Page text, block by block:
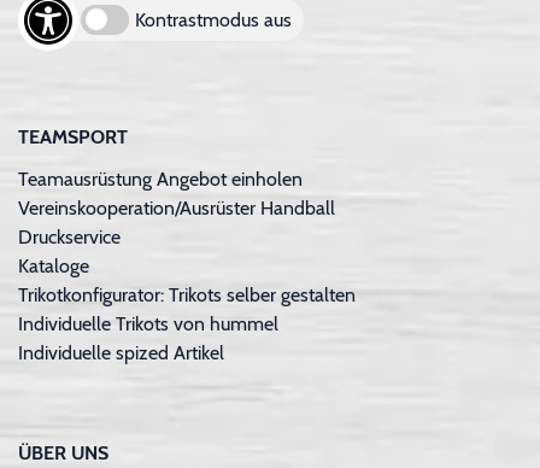
Kontrastmodus aus
TEAMSPORT
Teamausrüstung Angebot einholen
Vereinskooperation/Ausrüster Handball
Druckservice
Kataloge
Trikotkonfigurator: Trikots selber gestalten
Individuelle Trikots von hummel
Individuelle spized Artikel
ÜBER UNS